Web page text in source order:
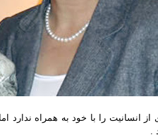
را با خود به همراه ندارد
.